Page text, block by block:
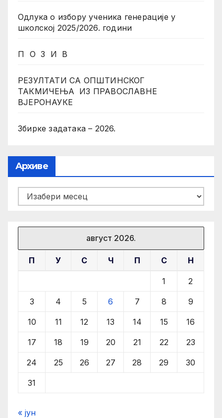
Одлука о избору ученика генерације у
школској 2025/2026. години
П О З И В
РЕЗУЛТАТИ СА ОПШТИНСКОГ
ТАКМИЧЕЊА ИЗ ПРАВОСЛАВНЕ
ВЈЕРОНАУКЕ
Збирке задатака – 2026.
Архиве
Архиве
август 2026.
П У С Ч П С Н
1 2
3 4 5 6 7 8 9
10 11 12 13 14 15 16
17 18 19 20 21 22 23
24 25 26 27 28 29 30
31
« јун